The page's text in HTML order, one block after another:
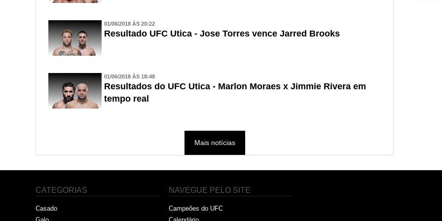
01/06/2018 ÀS 20:22
Resultado UFC Utica - Jose Torres vence Jarred Brooks
01/06/2018 ÀS 18:48
Resultados do UFC Utica - Marlon Moraes x Jimmie Rivera em
tempo real
Mais notícias
CATEGORIAS
Casado
NAVEGUE PELO SITE
Campeões do UFC